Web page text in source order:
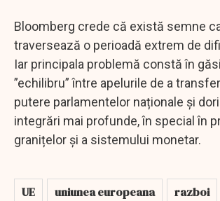
Bloomberg crede că există semne
traversează o perioadă extrem de
Iar principala problemă constă în
”echilibru” între apelurile de a
putere parlamentelor naționale și
integrări mai profunde, în special în
granițelor și a sistemului monetar.
UE uniunea europeana
razboi